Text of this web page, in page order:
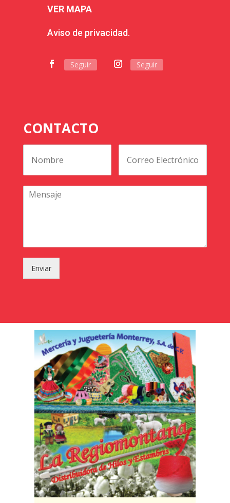
VER MAPA
Aviso de privacidad.
Seguir Seguir
CONTACTO
Enviar